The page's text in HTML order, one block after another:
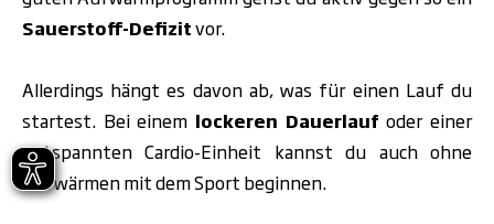
Sauerstoff-Defizitvor.
Allerdings hängt es davon ab, was für einen Lauf du
startest. Bei einem lockeren Dauerlaufoder einer
entspannten Cardio-Einheit kannst du auch ohne
Aufwärmen mit dem Sport beginnen.